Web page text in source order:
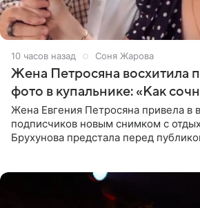
10 часов назад Соня Жарова
Жена Петросяна восхитила
фото в купальнике: «Как
Жена Евгения Петросяна привела в
подписчиков новым снимком с
Брухунова предстала перед